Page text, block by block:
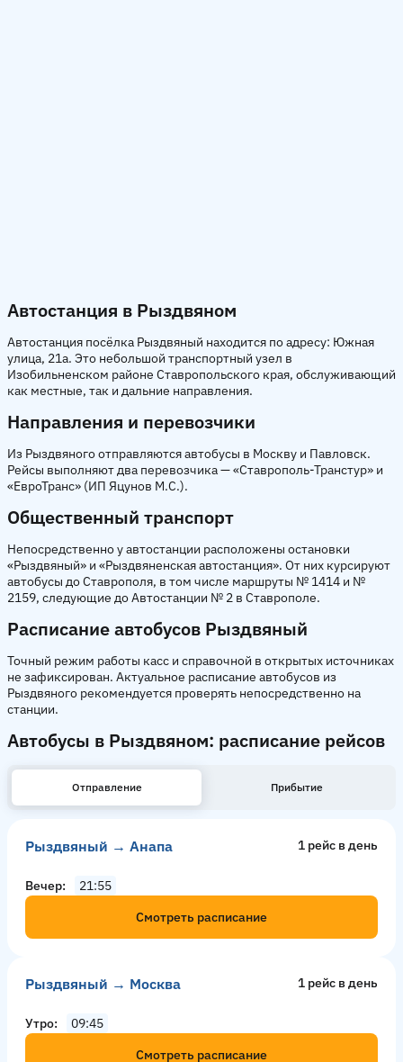
Автостанция в Рыздвяном
Автостанция посёлка Рыздвяный находится по адресу: Южная
улица, 21а. Это небольшой транспортный узел в
Изобильненском районе Ставропольского края, обслуживающий
как местные, так и дальние направления.
Направления и перевозчики
Из Рыздвяного отправляются автобусы в Москву и Павловск.
Рейсы выполняют два перевозчика — «Ставрополь-Транстур» и
«ЕвроТранс» (ИП Яцунов М.С.).
Общественный транспорт
Непосредственно у автостанции расположены остановки
«Рыздвяный» и «Рыздвяненская автостанция». От них курсируют
автобусы до Ставрополя, в том числе маршруты № 1414 и №
2159, следующие до Автостанции № 2 в Ставрополе.
Расписание автобусов Рыздвяный
Точный режим работы касс и справочной в открытых источниках
не зафиксирован. Актуальное расписание автобусов из
Рыздвяного рекомендуется проверять непосредственно на
станции.
Автобусы в Рыздвяном: расписание рейсов
Отправление Прибытие
Рыздвяный → Анапа 1 рейс в день
Вечер
21:55
Смотреть расписание
Рыздвяный → Москва 1 рейс в день
Утро
09:45
Смотреть расписание